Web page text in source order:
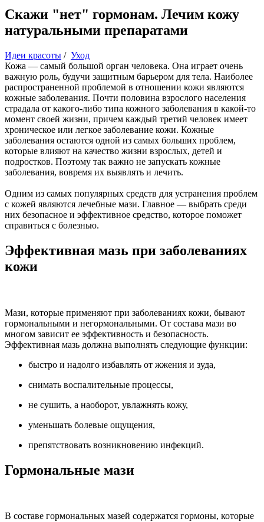
Скажи "нет" гормонам. Лечим кожу
натуральными препаратами
Идеи красоты / Уход
Кожа — самый большой орган человека. Она играет очень
важную роль, будучи защитным барьером для тела. Наиболее
распространенной проблемой в отношении кожи являются
кожные заболевания. Почти половина взрослого населения
страдала от какого-либо типа кожного заболевания в какой-то
момент своей жизни, причем каждый третий человек имеет
хроническое или легкое заболевание кожи. Кожные
заболевания остаются одной из самых больших проблем,
которые влияют на качество жизни взрослых, детей и
подростков. Поэтому так важно не запускать кожные
заболевания, вовремя их выявлять и лечить.
Одним из самых популярных средств для устранения проблем
с кожей являются лечебные мази. Главное — выбрать среди
них безопасное и эффективное средство, которое поможет
справиться с болезнью.
Эффективная мазь при заболеваниях
кожи
Мази, которые применяют при заболеваниях кожи, бывают
гормональными и негормональными. От состава мази во
многом зависит ее эффективность и безопасность.
Эффективная мазь должна выполнять следующие функции:
быстро и надолго избавлять от жжения и зуда,
снимать воспалительные процессы,
не сушить, а наоборот, увлажнять кожу,
уменьшать болевые ощущения,
препятствовать возникновению инфекций.
Гормональные мази
В составе гормональных мазей содержатся гормоны, которые